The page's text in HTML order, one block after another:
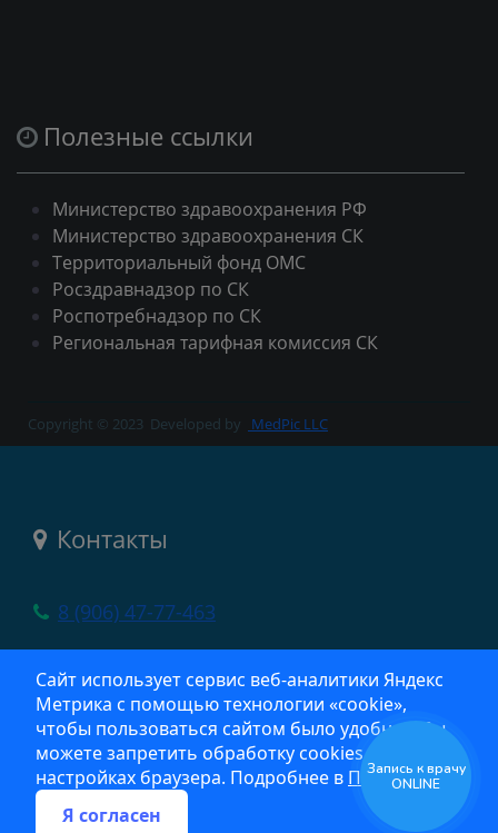
Полезные ссылки
Министерство здравоохранения РФ
Министерство здравоохранения СК
Территориальный фонд ОМС
Росздравнадзор по СК
Роспотребнадзор по СК
Региональная тарифная комиссия СК
Copyright © 2023 Developed by MedPic LLC
Контакты
8 (906) 47-77-463
crb@list.ru
Сайт использует сервис веб‑аналитики Яндекс
Метрика с помощью технологии «cookie»,
чтобы пользоваться сайтом было удобнее. Вы
можете запретить обработку cookies в
настройках браузера. Подробнее в Политике
Я согласен
Запись к врачу
ONLINE